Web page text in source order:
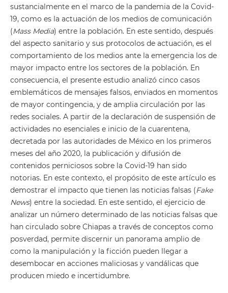
sustancialmente en el marco de la pandemia de la Covid-
19, como es la actuación de los medios de comunicación
(Mass Media) entre la población. En este sentido, después
del aspecto sanitario y sus protocolos de actuación, es el
comportamiento de los medios ante la emergencia los de
mayor impacto entre los sectores de la población. En
consecuencia, el presente estudio analizó cinco casos
emblemáticos de mensajes falsos, enviados en momentos
de mayor contingencia, y de amplia circulación por las
redes sociales. A partir de la declaración de suspensión de
actividades no esenciales e inicio de la cuarentena,
decretada por las autoridades de México en los primeros
meses del año 2020, la publicación y difusión de
contenidos perniciosos sobre la Covid-19 han sido
notorias. En este contexto, el propósito de este artículo es
demostrar el impacto que tienen las noticias falsas (Fake
News) entre la sociedad. En este sentido, el ejercicio de
analizar un número determinado de las noticias falsas que
han circulado sobre Chiapas a través de conceptos como
posverdad, permite discernir un panorama amplio de
como la manipulación y la ficción pueden llegar a
desembocar en acciones maliciosas y vandálicas que
producen miedo e incertidumbre.